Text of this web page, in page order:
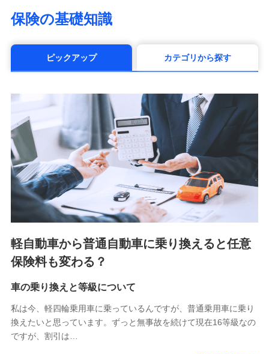
マニュライフ生命保険株式会社
（https://www.manulife.co.jp/）
（https://www.msa-life.co.jp/）
メットライフ生命株式会社(https://www.metlife.co.jp/)
■少額短期保険
株式会社アシロ少額短期保険 (https://kailash.co.jp/)
SBIいきいき少額短期保険会社 (https://www.i-
sedai.com/)
SBIペット少額短期保険株式会社 (https://www.sbipet-
ssi.co.jp/)
SBIリスタ少額短期保険会社
(https://www.jishin.co.jp/)
スマートプラス少額短期保険株式会社
チューリッヒ少額短期保険株式会社
(https://www.zurichssi.co.jp/)
(https://www.tokiomarine-x.co.jp/)
(https://pshoken.co.jp/)
リトルファミリー少額短期保険株式会社
(https://www.littlefamily-ssi.com/)
保険の基礎知識
ピックアップ カテゴリから探す
軽自動車から普通自動車に乗り換えると任意
保険料も変わる？
車の乗り換えと等級について
私は今、軽四輪乗用車に乗っているんですが、普通乗用車に乗り
換えたいと思っています。ずっと無事故を続けて現在16等級なの
ですが、割引は…